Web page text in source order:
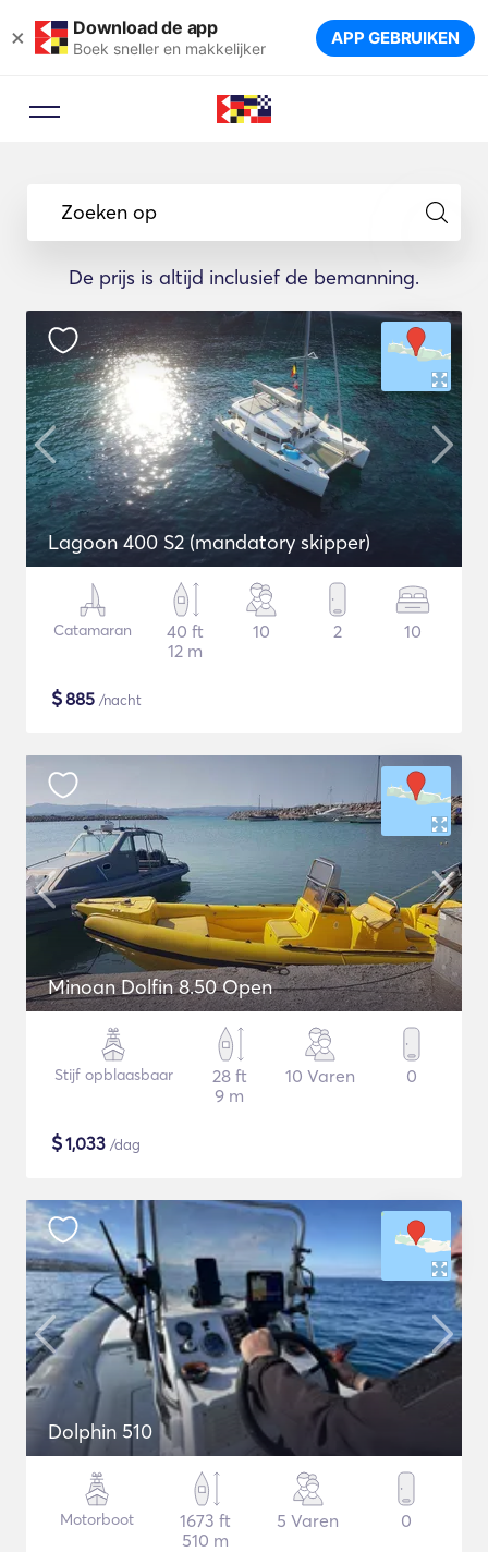
× Download de app
Boek sneller en makkelijker APP GEBRUIKEN
Zoeken op
De prijs is altijd inclusief de bemanning.
Lagoon 400 S2 (mandatory skipper)
Catamaran
40 ft
12 m
10 2 10
$885 /nacht
Minoan Dolfin 8.50 Open
Stijf opblaasbaar
28 ft
9 m
10 Varen 0
$1,033 /dag
Dolphin 510
Motorboot
1673 ft
510 m
5 Varen 0